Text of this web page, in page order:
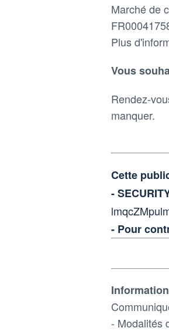
Marché de
Plus
Vous
Rendez-
manquer.
Cette
-
- Pour
- Modalités